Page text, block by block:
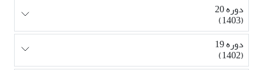
دوره 20
(1403)
دوره 19
(1402)